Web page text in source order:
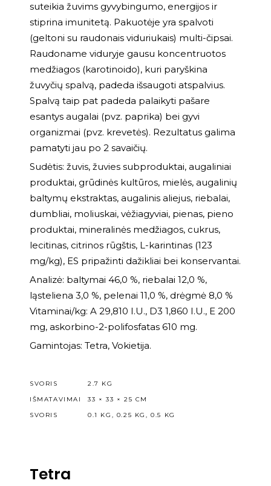
suteikia žuvims gyvybingumo, energijos ir
stiprina imunitetą. Pakuotėje yra spalvoti
(geltoni su raudonais viduriukais) multi-čipsai.
Raudoname viduryje gausu koncentruotos
medžiagos (karotinoido), kuri paryškina
žuvyčių spalvą, padeda išsaugoti atspalvius.
Spalvą taip pat padeda palaikyti pašare
esantys augalai (pvz. paprika) bei gyvi
organizmai (pvz. krevetės). Rezultatus galima
pamatyti jau po 2 savaičių.
Sudėtis: žuvis, žuvies subproduktai, augaliniai
produktai, grūdinės kultūros, mielės, augalinių
baltymų ekstraktas, augalinis aliejus, riebalai,
dumbliai, moliuskai, vėžiagyviai, pienas, pieno
produktai, mineralinės medžiagos, cukrus,
lecitinas, citrinos rūgštis, L-karintinas (123
mg/kg), ES pripažinti dažikliai bei konservantai.
Analizė: baltymai 46,0 %, riebalai 12,0 %,
ląsteliena 3,0 %, pelenai 11,0 %, drėgmė 8,0 %
Vitaminai/kg: A 29,810 I.U., D3 1,860 I.U., E 200
mg, askorbino-2-polifosfatas 610 mg.
Gamintojas: Tetra, Vokietija.
SVORIS
2.7 KG
IŠMATAVIMAI
33 × 33 × 25 CM
SVORIS
0.1 KG , 0.25 KG,0.5 KG
Tetra